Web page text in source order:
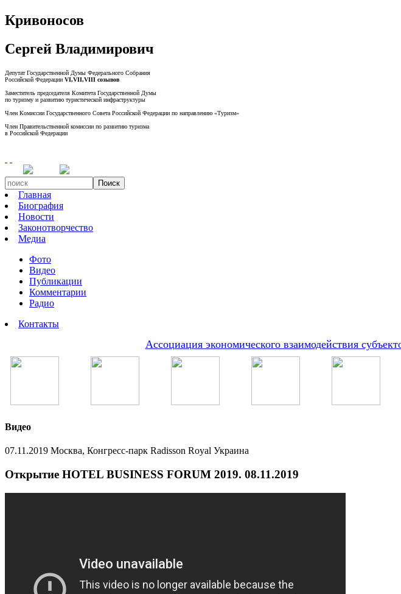
Кривоносов
Сергей Владимирович
Депутат Государственной Думы Федерального Собрания
Российской Федерации VI,VII,VIII созывов
Заместитель председателя Комитета Государственной Думы
по туризму и развитию туристической инфраструктуры
Член Комиссии Государственного Совета Российской Федерации по направлению «Туризм»
Член Правительственной комиссии по развитию туризма
в Российской Федерации
Поиск
Главная
Биография
Новости
Законотворчество
Медиа
Фото
Видео
Публикации
Комментарии
Радио
Контакты
Ассоциация экономического взаимодействия
Видео
07.11.2019 Москва, Конгресс-парк Radisson Royal Украина
Открытие HOTEL BUSINESS FORUM 2019. 08.11.2019